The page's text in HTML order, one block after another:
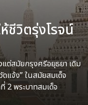
ห้ชีวิตรุ่งโรจน์
แต่สมัยกรุงศรีอยุธยา เดิม
ดแจ้ง” ในสมัยสมเด็จ
2 พระบาทสมเด็จ